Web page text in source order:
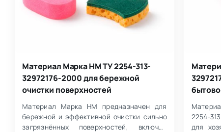
Материал Марка НМ ТУ 2254-313-
32972176-2000 для бережной
очистки поверхностей
Материал Марка НМ предназначен для
бережной и эффективной очистки сильно
загрязнённых поверхностей, включая
2254-
для